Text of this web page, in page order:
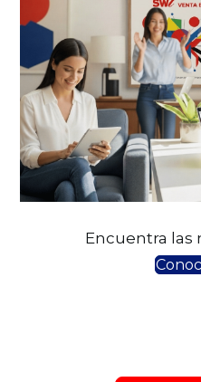
Encuentra las